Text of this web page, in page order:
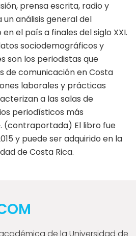
prensa escrita, radio y
análisis general del
el país a finales del siglo XXI.
sociodemográficos y
son los periodistas que
de comunicación en Costa
laborales y prácticas
a las salas de
periodísticos más
(contraportada) El libro fue
y puede ser adquirido en la
de Costa Rica.